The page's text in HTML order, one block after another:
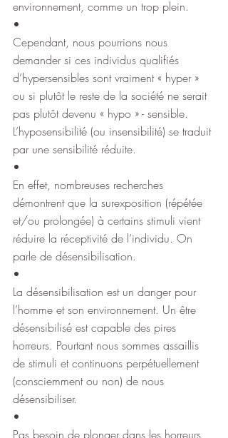
environnement, comme un trop plein.
•
Cependant, nous pourrions nous
demander si ces individus qualifiés
d’hypersensibles sont vraiment « hyper »
ou si plutôt le reste de la société ne serait
pas plutôt devenu « hypo » - sensible.
L’hyposensibilité (ou insensibilité) se traduit
par une sensibilité réduite.
•
En effet, nombreuses recherches
démontrent que la surexposition (répétée
et/ou prolongée) à certains stimuli vient
réduire la réceptivité de l’individu. On
parle de désensibilisation.
•
La désensibilisation est un danger pour
l’homme et son environnement. Un être
désensibilisé est capable des pires
horreurs. Pourtant nous sommes assaillis
de stimuli et continuons perpétuellement
(consciemment ou non) de nous
désensibiliser.
•
Pas besoin de plonger dans les horreurs